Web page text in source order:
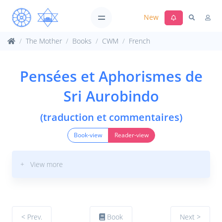
New
The Mother Books CWM French
Pensées et Aphorismes de
Sri Aurobindo
(traduction et commentaires)
Book-view Reader-view
+ View more
< Prev. Book Next >